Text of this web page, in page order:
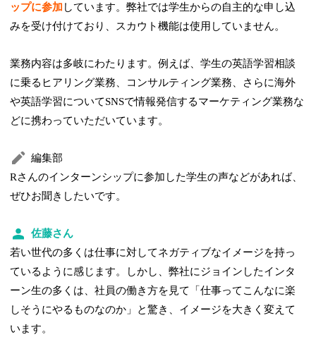
ップに参加 しています。弊社では学生からの自主的な申し込
みを受け付けており、スカウト機能は使用していません。
業務内容は多岐にわたります。例えば、学生の英語学習相談
に乗るヒアリング業務、コンサルティング業務、さらに海外
や英語学習についてSNSで情報発信するマーケティング業務な
どに携わっていただいています。
編集部
Rさんのインターンシップに参加した学生の声などがあれば、
ぜひお聞きしたいです。
佐藤さん
若い世代の多くは仕事に対してネガティブなイメージを持っ
ているように感じます。しかし、弊社にジョインしたインタ
ーン生の多くは、社員の働き方を見て「仕事ってこんなに楽
しそうにやるものなのか」と驚き、イメージを大きく変えて
います。